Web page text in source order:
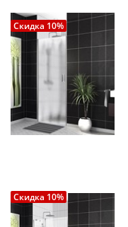
Скидка 10%
Скидка 10%